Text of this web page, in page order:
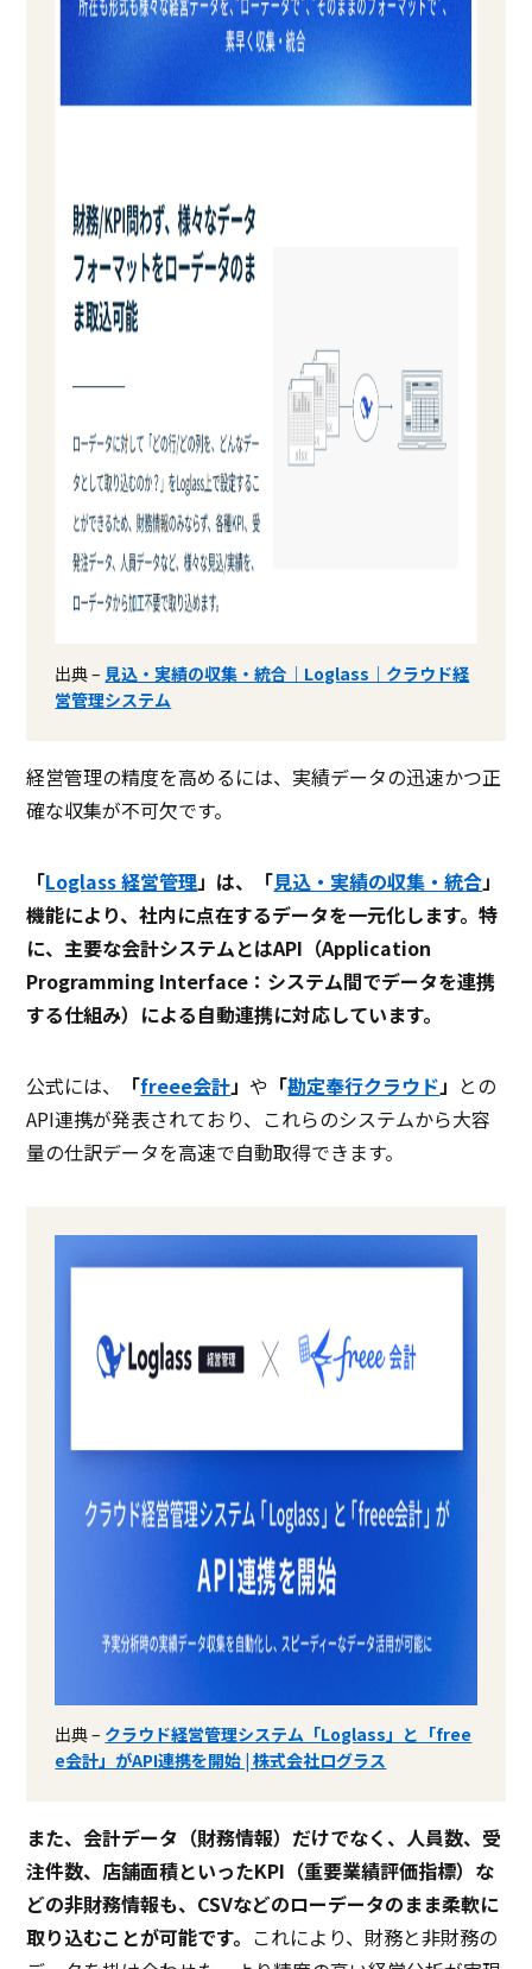
出典 – 見込・実績の収集・統合｜Loglass｜クラウド経
営管理システム
経営管理の精度を高めるには、実績データの迅速かつ正
確な収集が不可欠です。
「Loglass 経営管理」は、「見込・実績の収集・統合」
機能により、社内に点在するデータを一元化します。特
に、主要な会計システムとはAPI（Application
Programming Interface：システム間でデータを連携
する仕組み）による自動連携に対応しています。
公式には、 「freee会計」や 「勘定奉行クラウド 」 との
API連携が発表されており、これらのシステムから大容
量の仕訳データを高速で自動取得できます。
出典 – クラウド経営管理システム「Loglass」と「free
e会計」がAPI連携を開始 | 株式会社ログラス
また、会計データ（財務情報）だけでなく、人員数、受
注件数、店舗面積といったKPI（重要業績評価指標）な
どの非財務情報も、CSVなどのローデータのまま柔軟に
取り込むことが可能です。 これにより、財務と非財務の